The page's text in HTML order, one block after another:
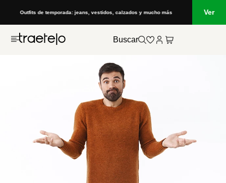
Outfits de temporada: jeans, vestidos, calzados y mucho más Ver
Buscar